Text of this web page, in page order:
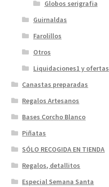
Globos serigrafia
Guirnaldas
Farolillos
Otros
Liquidaciones1 y ofertas
Canastas preparadas
Regalos Artesanos
Bases Corcho Blanco
Piñatas
SÓLO RECOGIDA EN TIENDA
Regalos, detallitos
Especial Semana Santa